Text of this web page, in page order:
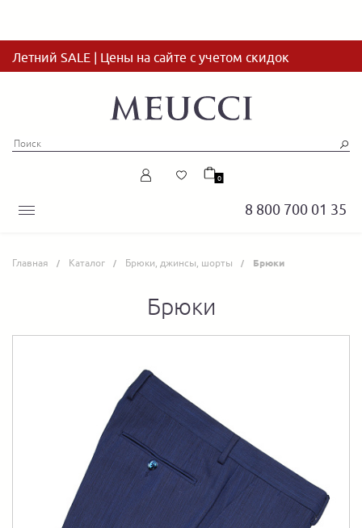
Летний SALE | Цены на сайте с учетом скидок
8 800 700 01 35
0
Главная Каталог Брюки, джинсы, шорты Брюки
Брюки